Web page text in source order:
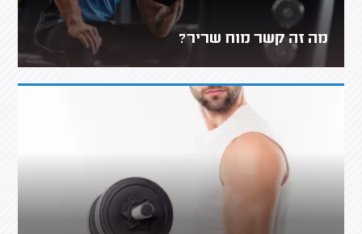
מה זה קשר מוח שריר?